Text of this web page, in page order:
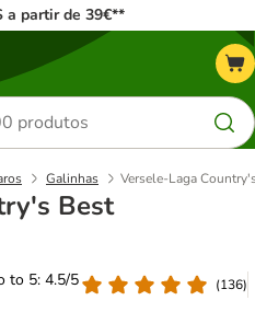
a partir de 39€**
Galinhas Versele-Laga
Best
to 5: 4.5/5
(136)